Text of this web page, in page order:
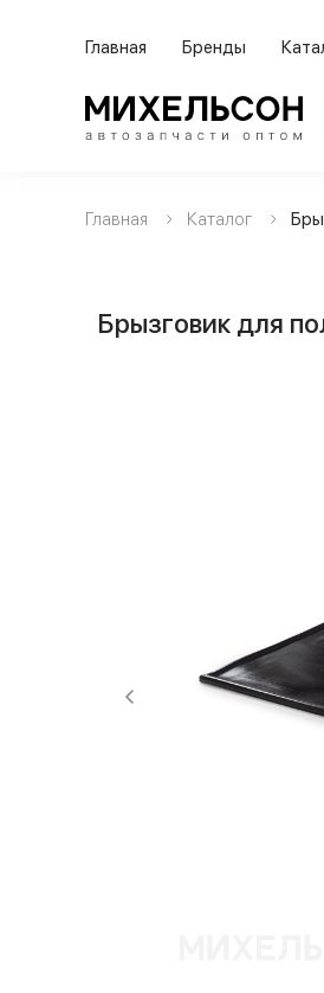
Главная Бренды
Применяемость
Категории автозапчастей
Главная Каталог
Брызговик для